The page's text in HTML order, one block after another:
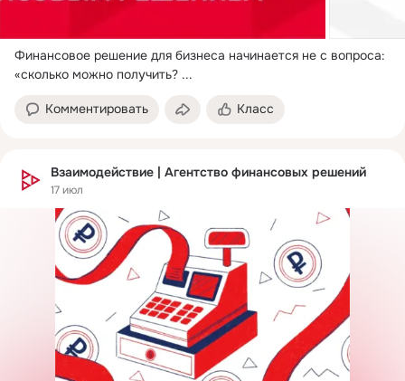
Финансовое решение для бизнеса начинается не с вопроса:
«сколько можно получить? ...
Комментировать Класс
Взаимодействие | Агентство финансовых решений
17 июл